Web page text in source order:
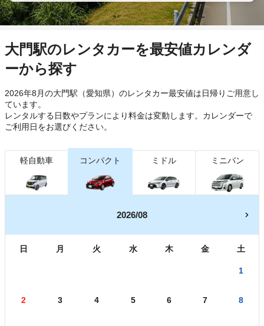
大門駅のレンタカーを最安値カレンダ
ーから探す
2026年8月の大門駅（愛知県）のレンタカー最安値は日帰り ご用意し
ています。
レンタルする日数やプランにより料金は変動します。カレンダーで
ご利用日をお選びください。
軽自動車 コンパクト ミドル ミニバン
2026/08
日 月 火 水 木 金 土
1
2 3 4 5 6 7 8